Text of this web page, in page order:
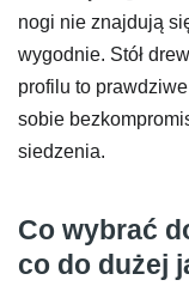
nogi nie znajdują
wygodnie. Stół
profilu to
sobie
siedzenia.
Co wybrać
co do dużej